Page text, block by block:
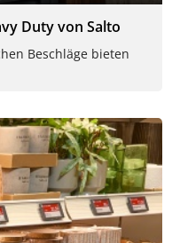
Duty von Salto
Beschläge bieten